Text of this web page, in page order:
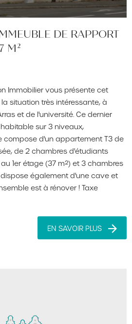
DE RAPPORT
M²
Immobilier vous présente cet
situation très intéressante, à
et de l'université. Ce dernier
sur 3 niveaux,
compose d'un appartement T3 de
de 2 chambres d'étudiants
1er étage (37 m²) et 3 chambres
dispose également d'une cave et
est à rénover ! Taxe
EN SAVOIR PLUS